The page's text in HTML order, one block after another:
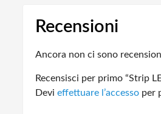
Recensioni
Ancora non ci sono
Recensisci per primo “Strip
Devi effettuare l’accesso per